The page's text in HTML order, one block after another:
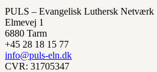
PULS – Evangelisk Luthersk Netværk
Elmevej 1
6880 Tarm
+45 28 18 15 77
info@puls-eln.dk
CVR: 31705347